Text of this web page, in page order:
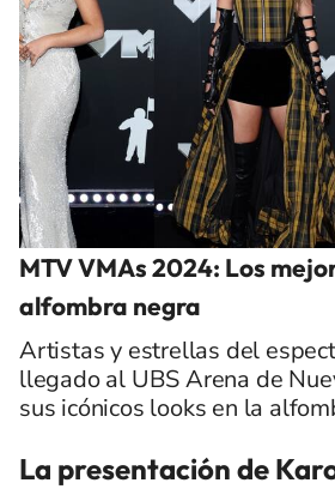
MTV VMAs 2024: Los
alfombra negra
Artistas y estrellas del
llegado al UBS Arena de
sus icónicos looks en la
La presentación de